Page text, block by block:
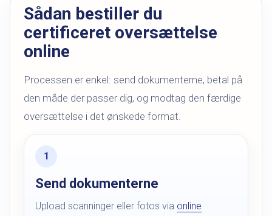
Sådan bestiller du
certificeret oversættelse
online
Processen er enkel: send dokumenterne, betal på
den måde der passer dig, og modtag den færdige
oversættelse i det ønskede format.
Send dokumenterne
Upload scanninger eller fotos via online